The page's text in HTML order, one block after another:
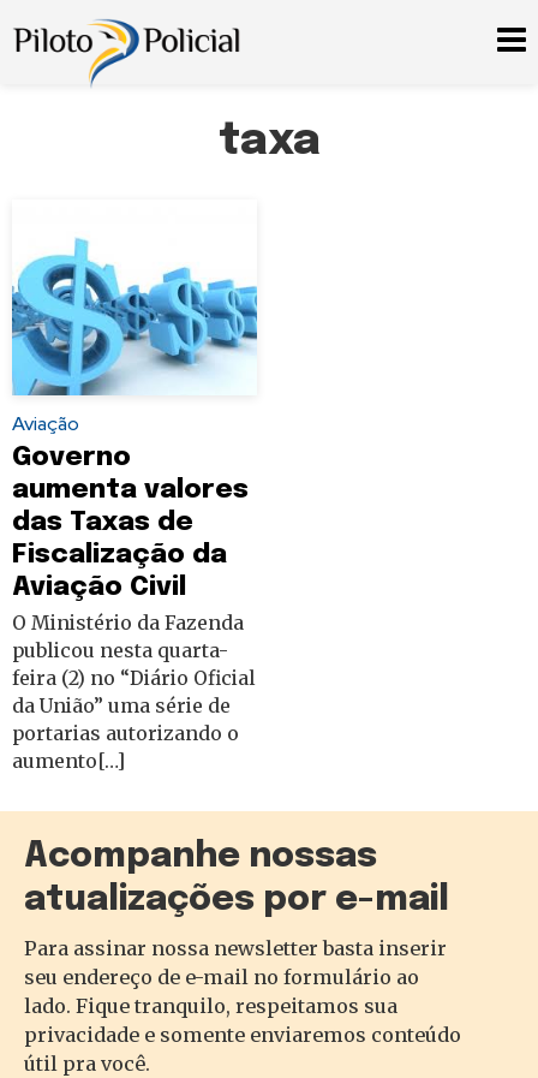
taxa
Aviação
Governo
aumenta valores
das Taxas de
Fiscalização da
Aviação Civil
O Ministério da Fazenda
publicou nesta quarta-
feira (2) no “Diário Oficial
da União” uma série de
portarias autorizando o
aumento[…]
Acompanhe nossas
atualizações por e-mail
Para assinar nossa newsletter basta inserir
seu endereço de e-mail no formulário ao
lado. Fique tranquilo, respeitamos sua
privacidade e somente enviaremos conteúdo
útil pra você.